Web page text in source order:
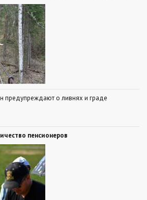
предупреждают о ливнях и граде
пенсионеров